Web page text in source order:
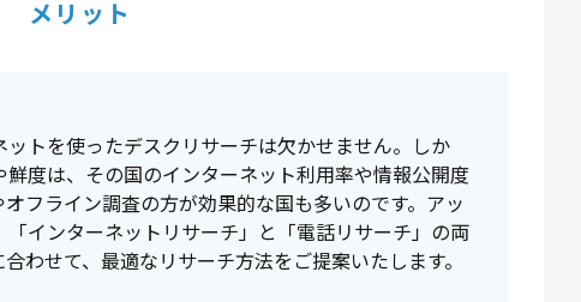
メリット
トを使ったデスクリサーチは欠かせません。しか
度は、その国のインターネット利用率や情報公開度
フライン調査の方が効果的な国も多いのです。アッ
インターネットリサーチ」と「電話リサーチ」の両
わせて、最適なリサーチ方法をご提案いたします。